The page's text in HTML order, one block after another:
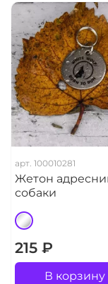
арт. 100010281
Жетон
собаки
215 ₽
В корзину